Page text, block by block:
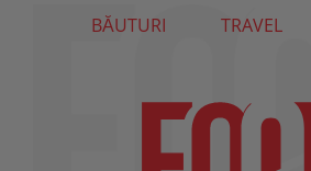
BĂUTURI
TRAVEL